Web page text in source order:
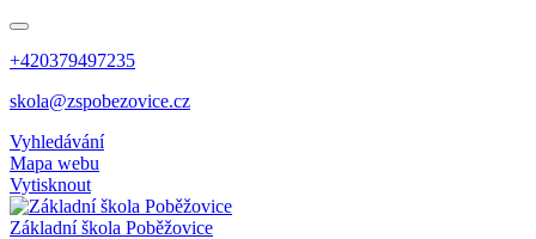
+420379497235
skola@zspobezovice.cz
Vyhledávání
Mapa webu
Vytisknout
Základní škola Poběžovice